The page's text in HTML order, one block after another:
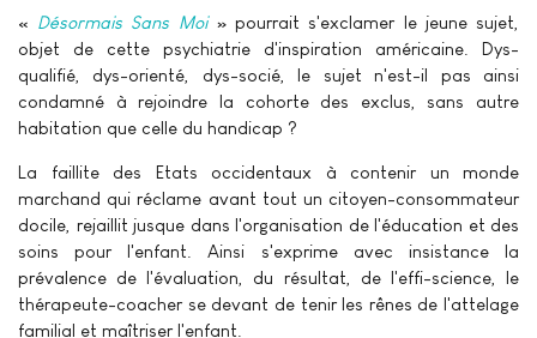
« Désormais Sans Moi» pourrait s'exclamer le jeune sujet,
objet de cette psychiatrie d'inspiration américaine. Dys-
qualifié, dys-orienté, dys-socié, le sujet n'est-il pas ainsi
condamné à rejoindre la cohorte des exclus, sans autre
habitation que celle du handicap ?
La faillite des Etats occidentaux à contenir un monde
marchand qui réclame avant tout un citoyen-consommateur
docile, rejaillit jusque dans l'organisation de l'éducation et des
soins pour l'enfant. Ainsi s'exprime avec insistance la
prévalence de l'évaluation, du résultat, de l'effi-science, le
thérapeute-coacher se devant de tenir les rênes de l'attelage
familial et maîtriser l'enfant.